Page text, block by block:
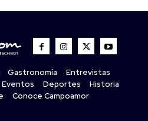
Gastronomía
Entrevistas
Eventos Deportes
Historia
Conoce Campoamor